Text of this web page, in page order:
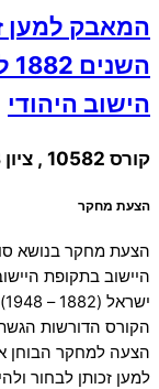
המאבק למען
הישוב היהודי
קורס 10582 , ציון 98
הצעת מחקר
הצעת מחקר בנושא
היישוב בתקופת
הקורס הדורשות
הצעה למחקר הבוחן
למען זכותן לבחור